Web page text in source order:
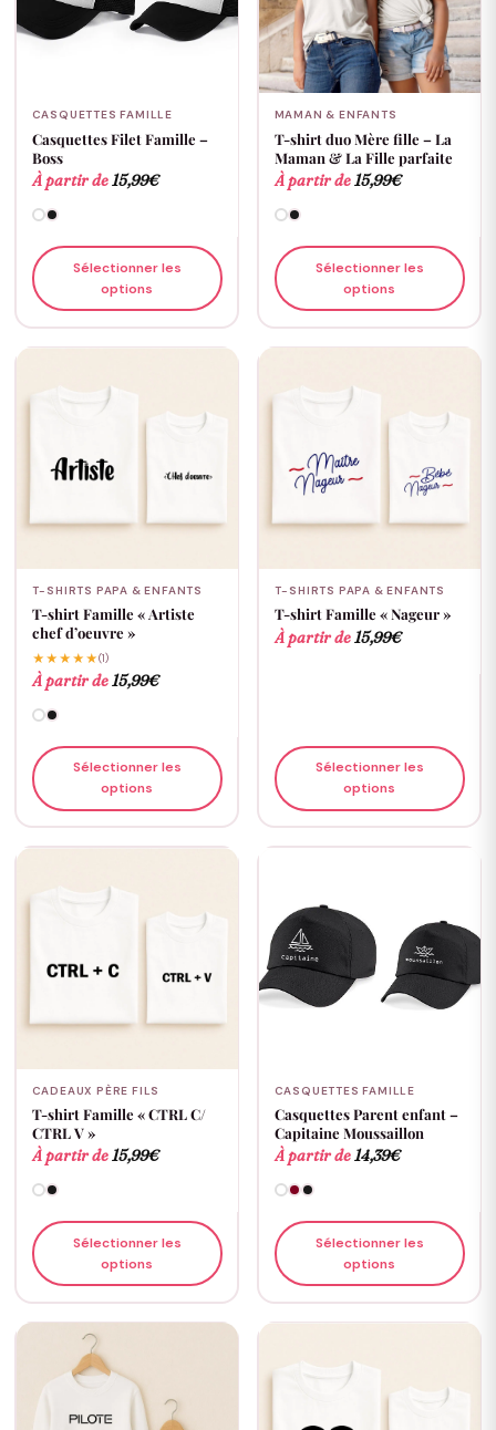
CASQUETTES FAMILLE
Casquettes Filet Famille –
Boss
À partir de15,99€
Sélectionner les
options
MAMAN & ENFANTS
T-shirt duo Mère fille – La
Maman & La Fille parfaite
À partir de15,99€
Sélectionner les
options
T-SHIRTS PAPA & ENFANTS
T-shirt Famille « Artiste
chef d’oeuvre »
★★★★★(1)
À partir de15,99€
Sélectionner les
options
T-SHIRTS PAPA & ENFANTS
T-shirt Famille « Nageur »
À partir de15,99€
Sélectionner les
options
CADEAUX PÈRE FILS
T-shirt Famille « CTRL C/
CTRL V »
À partir de15,99€
Sélectionner les
options
CASQUETTES FAMILLE
Casquettes Parent enfant –
Capitaine Moussaillon
À partir de14,39€
Sélectionner les
options